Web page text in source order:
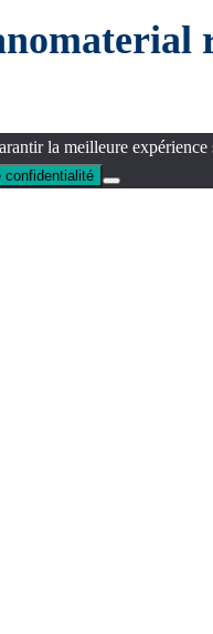
la meilleure
confidentialité